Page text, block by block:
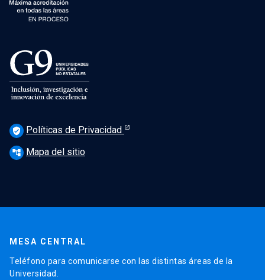
verified_user Políticas de Privacidad
account_tree Mapa del sitio
MESA CENTRAL
Teléfono para comunicarse con las distintas áreas de la
Universidad.